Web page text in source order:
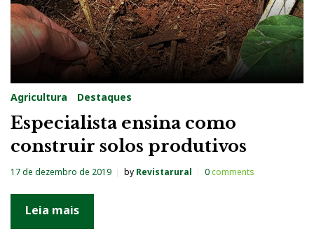
Agricultura Destaques
Especialista ensina como
construir solos produtivos
17 de dezembro de 2019 by Revistarural 0comments
Leia mais